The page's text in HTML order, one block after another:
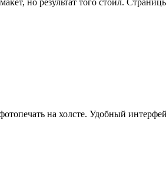
но результат того стоил.
на холсте. Удобный